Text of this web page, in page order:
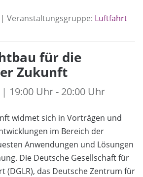
| Veranstaltungsgruppe: Luftfahrt
für die
Zukunft
| 19:00 Uhr - 20:00 Uhr
widmet sich in Vorträgen und
im Bereich der
Anwendungen und Lösungen
Die Deutsche Gesellschaft für
(DGLR), das Deutsche Zentrum für